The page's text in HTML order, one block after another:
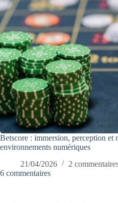
Betscore : immersion, perception et
environnements numériques
21/04/2026
2
6 commentaires